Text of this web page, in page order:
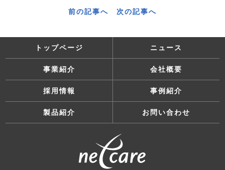
前の記事へ 次の記事へ
トップページ ニュース
事業紹介 会社概要
採用情報 事例紹介
製品紹介 お問い合わせ